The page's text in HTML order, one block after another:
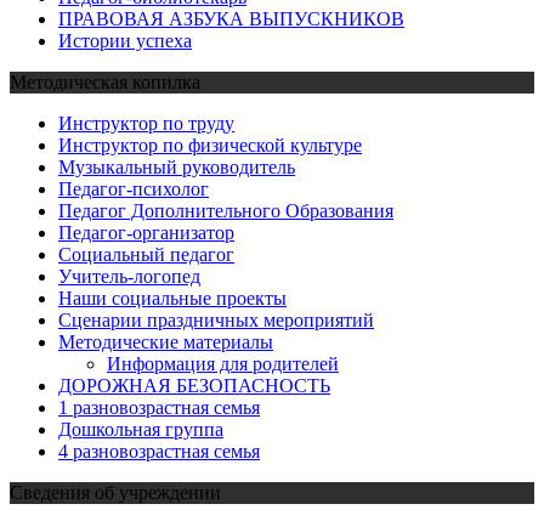
ПРАВОВАЯ АЗБУКА ВЫПУСКНИКОВ
Истории успеха
Методическая копилка
Инструктор по труду
Инструктор по физической культуре
Музыкальный руководитель
Педагог-психолог
Педагог Дополнительного Образования
Педагог-организатор
Социальный педагог
Учитель-логопед
Наши социальные проекты
Сценарии праздничных мероприятий
Методические материалы
Информация для родителей
ДОРОЖНАЯ БЕЗОПАСНОСТЬ
1 разновозрастная семья
Дошкольная группа
4 разновозрастная семья
Сведения об учреждении